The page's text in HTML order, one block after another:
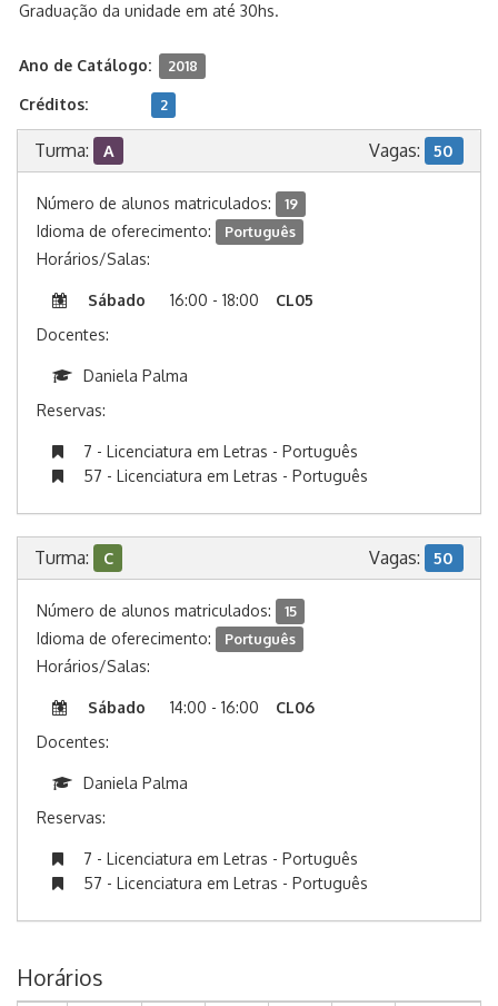
Graduação da unidade em até 30hs.
Ano de Catálogo: 2018
Créditos: 2
Turma: A Vagas: 50
Número de alunos matriculados: 19
Idioma de oferecimento: Português
Horários/Salas:
Sábado 16:00 - 18:00
CL05
Docentes:
Daniela Palma
Reservas:
7 - Licenciatura em Letras - Português
57 - Licenciatura em Letras - Português
Turma: C Vagas: 50
Número de alunos matriculados: 15
Idioma de oferecimento: Português
Horários/Salas:
Sábado 14:00 - 16:00
CL06
Docentes:
Daniela Palma
Reservas:
7 - Licenciatura em Letras - Português
57 - Licenciatura em Letras - Português
Horários